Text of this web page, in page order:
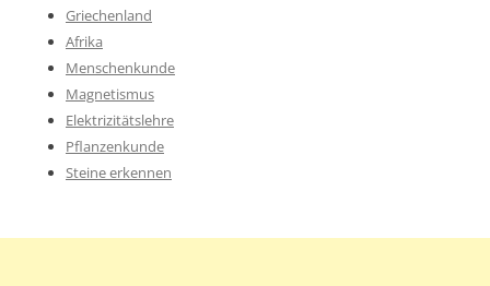
Griechenland
Afrika
Menschenkunde
Magnetismus
Elektrizitätslehre
Pflanzenkunde
Steine erkennen